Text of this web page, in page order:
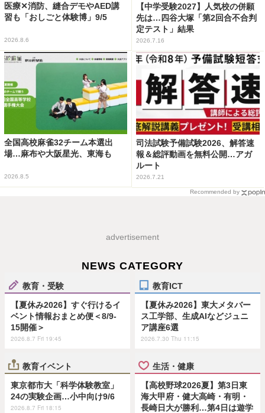
医療✕消防、縫合デモやAED講
習も「おしごと体験博」9/5
2026.8.6
【中学受験2027】人気校の併願
先は…四谷大塚「第2回合不合判
定テスト」結果
2026.7.16
全国高校麻雀32チーム本選出
場…麻布や大阪星光、東海も
2026.8.5
司法試験予備試験2026、解答速
報＆総評動画を無料公開…アガ
ルート
2026.7.21
Recommended by
advertisement
NEWS CATEGORY
教育・受験
【夏休み2026】すぐ行けるイ
ベント情報おまとめ便＜8/9-
15開催＞
2026.8.7 Fri 19:45
教育ICT
【夏休み2026】東大メタバー
ス工学部、生成AIなどジュニ
ア講座6選
2026.7.30 Thu 11:15
教育イベント
東京都市大「科学体験教室」
24の実験企画…小中向け9/6
2026.8.7 Fri 18:15
生活・健康
【高校野球2026夏】第3日東
海大甲府・健大高崎・有明・
長崎日大が勝利…第4日は遊学